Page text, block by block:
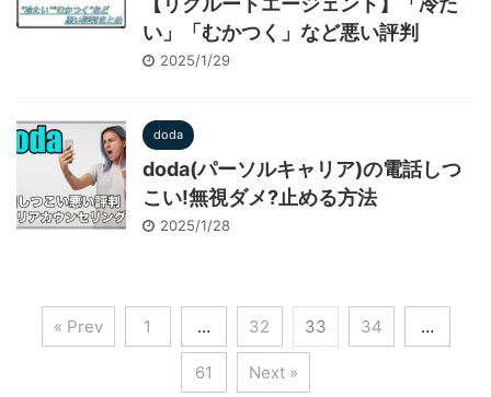
い」「むかつく」など悪い評判
2025/1/29
doda
doda(パーソルキャリア)の電話しつ
こい!無視ダメ?止める方法
2025/1/28
« Prev 1 … 32 33 34 …
61 Next »